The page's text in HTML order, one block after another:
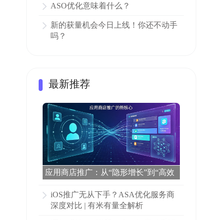
ASO优化意味着什么？
新的获量机会今日上线！你还不动手
吗？
最新推荐
应用商店推广：从“隐形增长”到“高效
iOS推广无从下手？ASA优化服务商
深度对比 | 有米有量全解析